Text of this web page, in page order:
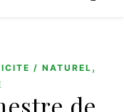
/ NATUREL ,
de